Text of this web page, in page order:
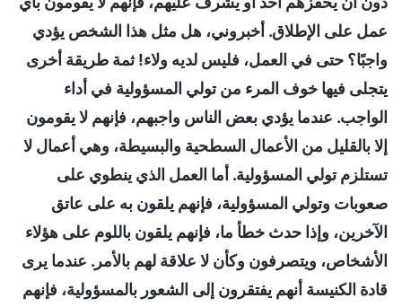
عمل على الإطلاق. أخبروني، هل مثل هذا الشخص يؤدي
واجبًا؟ حتى في العمل، فليس لديه ولاء! ثمة طريقة أخرى
يتجلى فيها خوف المرء من تولي المسؤولية في أداء
الواجب. عندما يؤدي بعض الناس واجبهم، فإنهم لا يقومون
إلا بالقليل من الأعمال السطحية والبسيطة، وهي أعمال لا
تستلزم تولي المسؤولية. أما العمل الذي ينطوي على
صعوبات وتولي المسؤولية، فإنهم يلقون به على عاتق
الآخرين، وإذا حدث خطأ ما، فإنهم يلقون باللوم على هؤلاء
الأشخاص، ويتصرفون وكأن لا علاقة لهم بالأمر. عندما يرى
قادة الكنيسة أنهم يفتقرون إلى الشعور بالمسؤولية، فإنهم